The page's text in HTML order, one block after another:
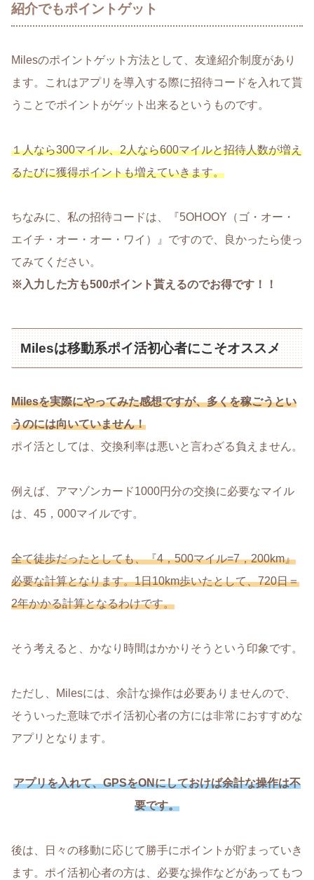
紹介でもポイントゲット
Milesのポイントゲット方法として、友達紹介制度があり
ます。これはアプリを導入する際に招待コードを入れて貰
うことでポイントがゲット出来るというものです。
１人なら300マイル、2人なら600マイルと招待人数が増え
るたびに獲得ポイントも増えていきます。
ちなみに、私の招待コードは、『5OHOOY（ゴ・オー・
エイチ・オー・オー・ワイ）』ですので、良かったら使っ
てみてください。
※入力した方も500ポイント貰えるのでお得です！！
Milesは移動系ポイ活初心者にこそオススメ
Milesを実際にやってみた感想ですが、多くを稼ごうとい
うのには向いていません！
ポイ活としては、交換利率は悪いと言わざる負えません。
例えば、アマゾンカード1000円分の交換に必要なマイル
は、45，000マイルです。
全て徒歩だったとしても、『4，500マイル=7，200km』
必要な計算となります。1日10km歩いたとして、720日＝
2年かかる計算となるわけです。
そう考えると、かなり時間はかかりそうという印象です。
ただし、Milesには、余計な操作は必要ありませんので、
そういった意味でポイ活初心者の方には非常におすすめな
アプリとなります。
アプリを入れて、GPSをONにしておけば余計な操作は不
要です。
後は、日々の移動に応じて勝手にポイントが貯まっていき
ます。ポイ活初心者の方は、必要な操作などがあってもつ